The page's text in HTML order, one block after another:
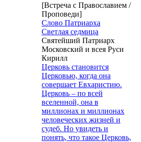
[Встреча с Православием /
Проповеди]
Слово Патриарха
Светлая седмица
Святейший Патриарх
Московский и всея Руси
Кирилл
Церковь становится
Церковью, когда она
совершает Евхаристию.
Церковь – по всей
вселенной, она в
миллионах и миллионах
человеческих жизней и
судеб. Но увидеть и
понять, что такое Церковь,